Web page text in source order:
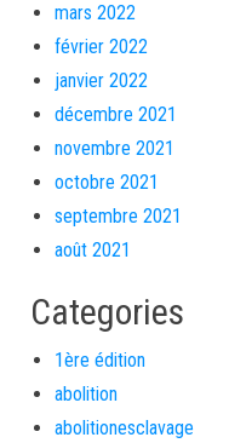
mars 2022
février 2022
janvier 2022
décembre 2021
novembre 2021
octobre 2021
septembre 2021
août 2021
Categories
1ère édition
abolition
abolitionesclavage